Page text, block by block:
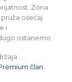
Zona
osećaj
i
ostanemo.
.
član.